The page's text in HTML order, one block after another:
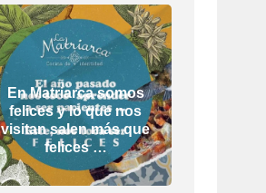
En Matriarca somos
felices y lo que nos
visitan salen más que
felices …